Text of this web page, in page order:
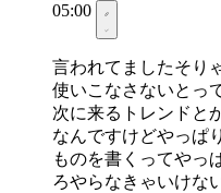
05:00
言われてましたそり
使いこなさないとっ
次に来るトレンドと
なんですけどやっぱ
ものを書くってやっ
ろやらなきゃいけな